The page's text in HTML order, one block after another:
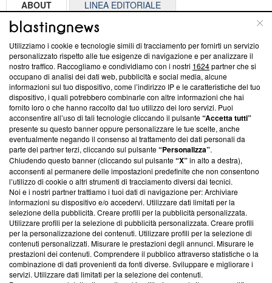
ABOUT LINEA EDITORIALE
Questa sezione offre informazioni trasparenti su Blasting
News, sui nostri processi editoriali e su come ci impegniamo a
creare news di qualità. Inoltre, afferma la nostra aderenza a
‘Trust Project - News with Integrity’Blasting News non è
ancora membro del programma, ma ha richiesto di farne
parte; Trust Project non ha ancora effettuato una verifica di
conformità agli standard.
Su di noi
Team editoriale
Corporate
Redazione
Informativa Privacy
Cookie Policy
Blasting SA, IDI CHE-247.845.224, Via Carlo Frasca, 3 - 6900
Lugano (Svizzera) Tel:+39 0690258937
Utilizziamo i cookie e tecnologie simili di tracciamento per fornirti un servizio
personalizzato rispetto alle tue esigenze di navigazione e per analizzare il
nostro traffico. Raccogliamo e condividiamo con i nostri 1624partner che si
occupano di analisi dei dati web, pubblicità e social media, alcune
informazioni sul tuo dispositivo, come l’indirizzo IP e le caratteristiche del tuo
dispositivo, i quali potrebbero combinarle con altre informazioni che hai
fornito loro o che hanno raccolto dal tuo utilizzo dei loro servizi. Puoi
acconsentire all’uso di tali tecnologie cliccando il pulsante“Accetta tutti”
presente su questo banner oppure personalizzare le tue scelte, anche
eventualmente negando il consenso al trattamento dei dati personali da
parte dei partner terzi, cliccando sul pulsante“Personalizza”.
Chiudendo questo banner (cliccando sul pulsante“X”in alto a destra),
acconsenti al permanere delle impostazioni predefinite che non consentono
l’utilizzo di cookie o altri strumenti di tracciamento diversi dai tecnici.
Noi e i nostri partner trattiamo i tuoi dati di navigazione per: Archiviare
informazioni su dispositivo e/o accedervi. Utilizzare dati limitati per la
selezione della pubblicità. Creare profili per la pubblicità personalizzata.
Utilizzare profili per la selezione di pubblicità personalizzata. Creare profili
per la personalizzazione dei contenuti. Utilizzare profili per la selezione di
contenuti personalizzati. Misurare le prestazioni degli annunci. Misurare le
prestazioni dei contenuti. Comprendere il pubblico attraverso statistiche o la
combinazione di dati provenienti da fonti diverse. Sviluppare e migliorare i
servizi. Utilizzare dati limitati per la selezione dei contenuti.